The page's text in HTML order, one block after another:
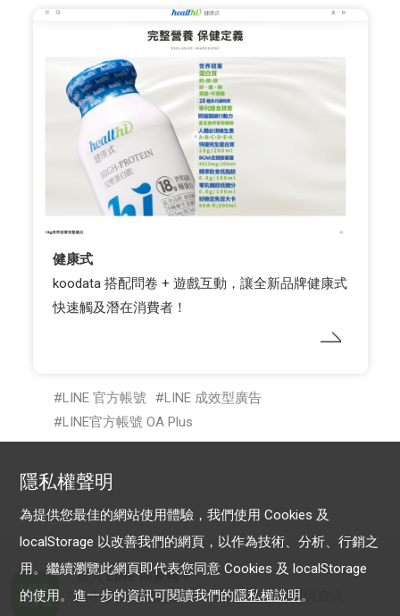
健康式
koodata 搭配問卷 + 遊戲互動，讓全新品牌健康式
快速觸及潛在消費者！
LINE 官方帳號
LINE 成效型廣告
LINE官方帳號 OA Plus
加入 LINE 商家報
為中小型商家提供LINE最新的廣告方案與資訊
隱私權聲明
為提供您最佳的網站使用體驗，我們使用 Cookies 及
localStorage 以改善我們的網頁，以作為技術、分析、行銷之
用。繼續瀏覽此網頁即代表您同意 Cookies 及 localStorage
的使用。進一步的資訊可閱讀我們的隱私權說明。